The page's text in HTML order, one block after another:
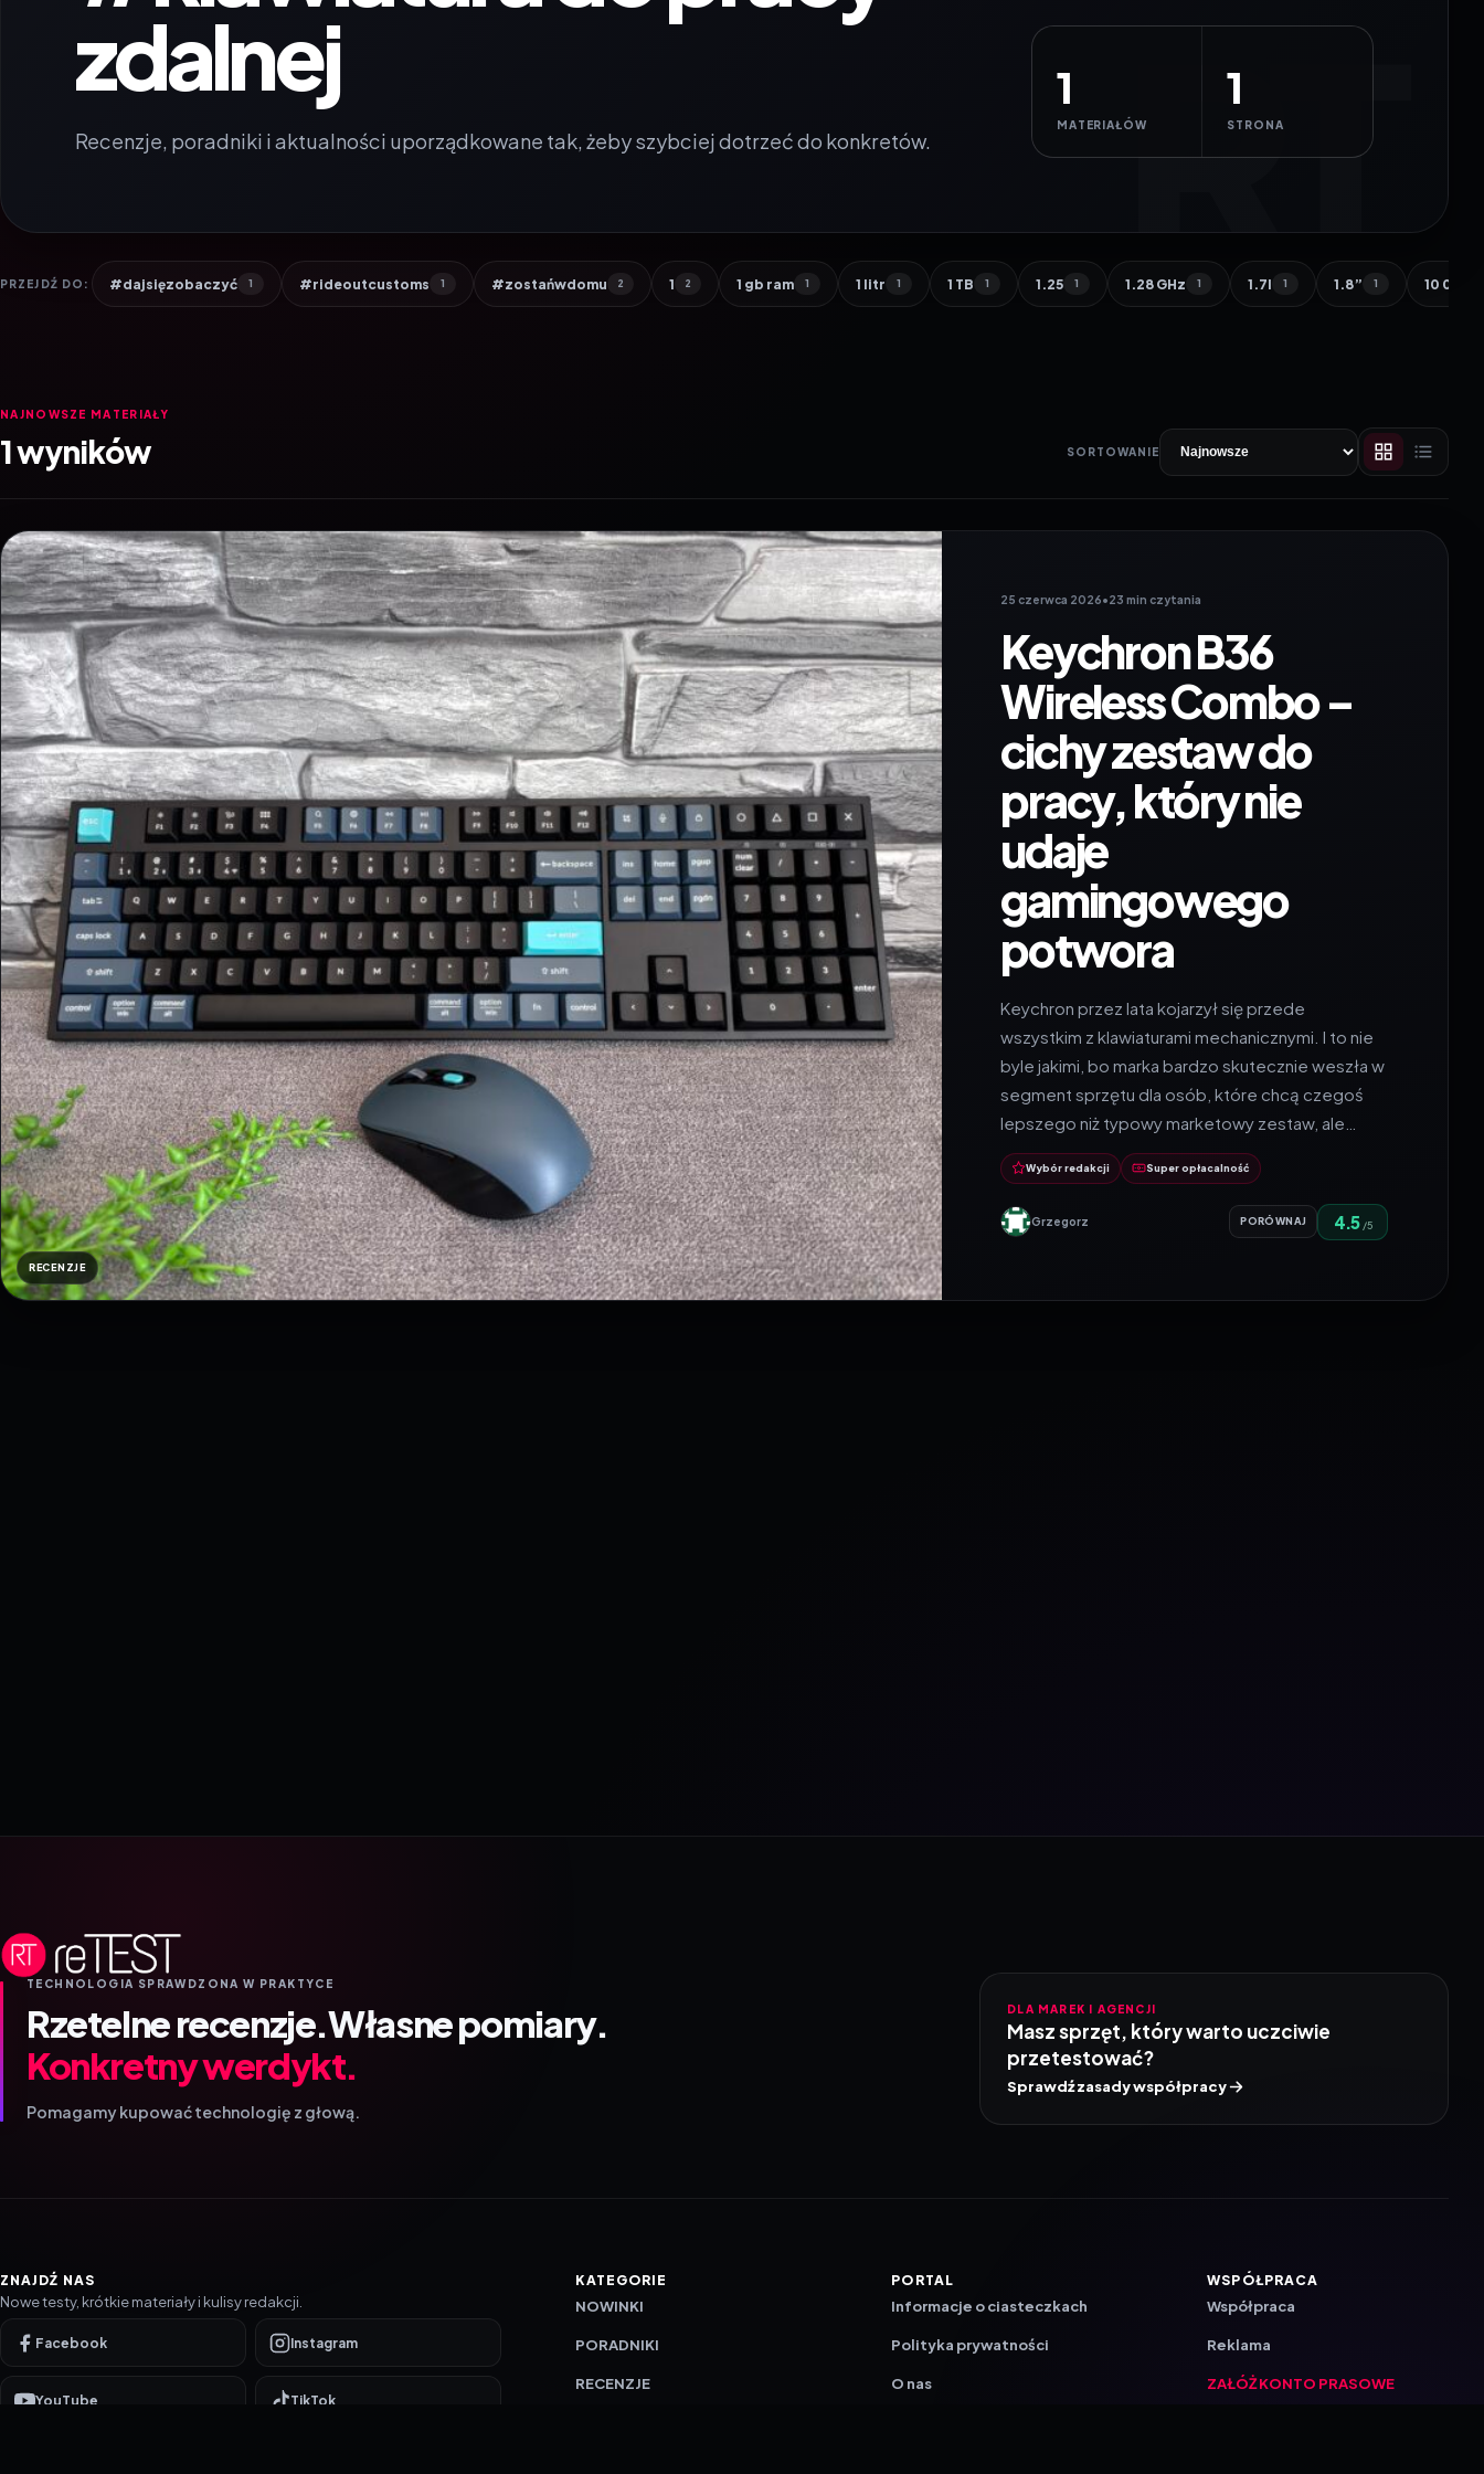
zdalnej
Recenzje, poradniki i aktualności uporządkowane tak, żeby szybciej dotrzeć do konkretów.
1
MATERIAŁÓW
1
STRONA
PRZEJDŹ DO: #dajsięzobaczyć 1 #rideoutcustoms 1 #zostańwdomu 2 1 2 1 gb ram 1 1 litr 1 1 TB 1 1.25 1 1.28 GHz 1 1.7l 1 1.8” 1 10 000
NAJNOWSZE MATERIAŁY
1 wyników SORTOWANIE
RECENZJE
25 czerwca 2026•23 min czytania
Keychron B36
Wireless Combo –
cichy zestaw do
pracy, który nie
udaje
gamingowego
potwora
Keychron przez lata kojarzył się przede
wszystkim z klawiaturami mechanicznymi. I to nie
byle jakimi, bo marka bardzo skutecznie weszła w
segment sprzętu dla osób, które chcą czegoś
lepszego niż typowy marketowy zestaw, ale…
Wybór redakcji Super opłacalność
Grzegorz PORÓWNAJ 4.5 /5
TECHNOLOGIA SPRAWDZONA W PRAKTYCE
Rzetelne recenzje.Własne pomiary.
Konkretny werdykt.
Pomagamy kupować technologię z głową.
DLA MAREK I AGENCJI
Masz sprzęt, który warto uczciwie
przetestować?
Sprawdź zasady współpracy
ZNAJDŹ NAS
Nowe testy, krótkie materiały i kulisy redakcji.
Facebook Instagram
YouTube TikTok
KATEGORIE
NOWINKI
PORADNIKI
RECENZJE
PORTAL
Informacje o ciasteczkach
Polityka prywatności
O nas
WSPÓŁPRACA
Współpraca
Reklama
ZAŁÓŻ KONTO PRASOWE